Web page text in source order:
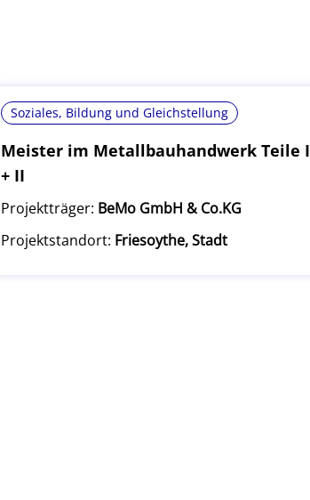
Soziales, Bildung und Gleichstellung
Meister im Metallbauhandwerk Teile I
+ II
Projektträger: BeMo GmbH & Co.KG
Projektstandort: Friesoythe, Stadt